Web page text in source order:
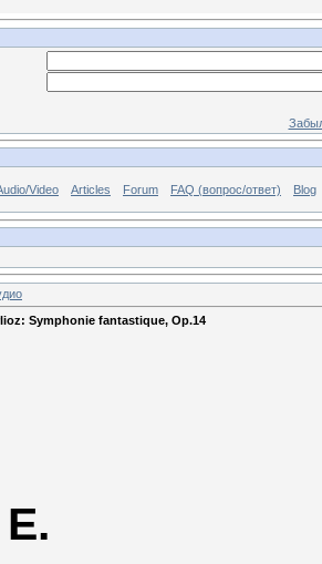
Video Articles Forum FAQ (вопрос/ответ) Blog
Symphonie fantastique, Op.14